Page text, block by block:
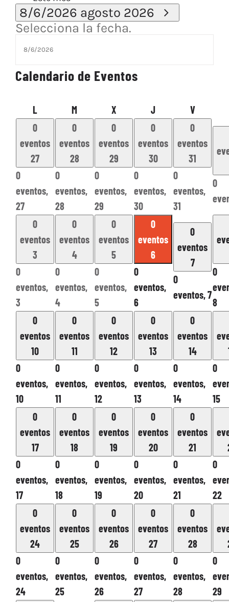
8/6/2026 agosto 2026
Selecciona la fecha.
Calendario de Eventos
L Mmartes XmiércolesJjueves Vviernes
0
eventos
27
0
eventos,
27
0
eventos
28
0
eventos,
28
0
eventos
29
0
eventos,
29
0
eventos
30
0
eventos,
30
0
eventos
31
0
eventos,
31
0
0
eventos
3
0
eventos,
3
0
eventos
4
0
eventos,
4
0
eventos
5
0
eventos,
5
0
eventos
6
0
eventos,
6
0
eventos
7
0
eventos,7
0
8
0
eventos
10
0
eventos,
10
0
eventos
11
0
eventos,
11
0
eventos
12
0
eventos,
12
0
eventos
13
0
eventos,
13
0
eventos
14
0
eventos,
14
0
15
0
eventos
17
0
eventos,
17
0
eventos
18
0
eventos,
18
0
eventos
19
0
eventos,
19
0
eventos
20
0
eventos,
20
0
eventos
21
0
eventos,
21
0
22
0
eventos
24
0
eventos,
24
0
eventos
25
0
eventos,
25
0
eventos
26
0
eventos,
26
0
eventos
27
0
eventos,
27
0
eventos
28
0
eventos,
28
0
29